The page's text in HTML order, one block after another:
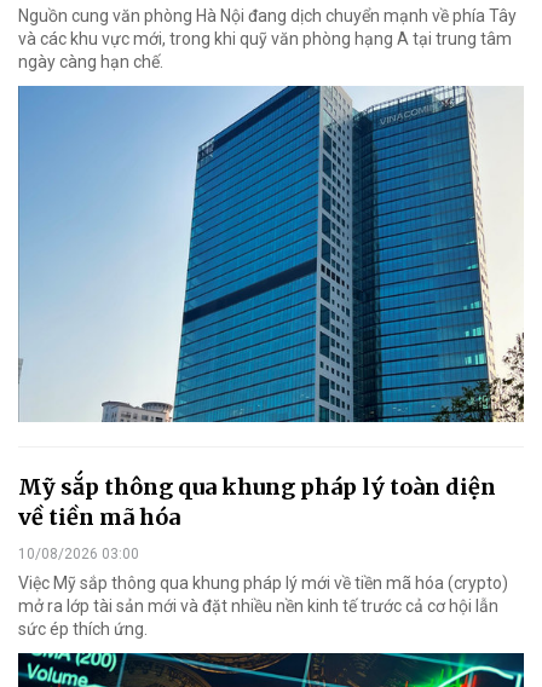
Nguồn cung văn phòng Hà Nội đang dịch chuyển mạnh về phía Tây
và các khu vực mới, trong khi quỹ văn phòng hạng A tại trung tâm
ngày càng hạn chế.
Mỹ sắp thông qua khung pháp lý toàn diện
về tiền mã hóa
10/08/2026 03:00
Việc Mỹ sắp thông qua khung pháp lý mới về tiền mã hóa (crypto)
mở ra lớp tài sản mới và đặt nhiều nền kinh tế trước cả cơ hội lẫn
sức ép thích ứng.